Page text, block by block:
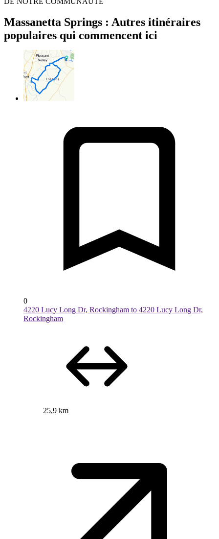
Massanetta Springs : Autres itinéraires
populaires qui commencent ici
0
4220 Lucy Long Dr, Rockingham to 4220 Lucy Long Dr,
Rockingham
25,9 km